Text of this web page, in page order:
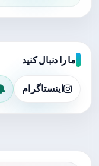
ما را دنبال کنید
اینستاگرام